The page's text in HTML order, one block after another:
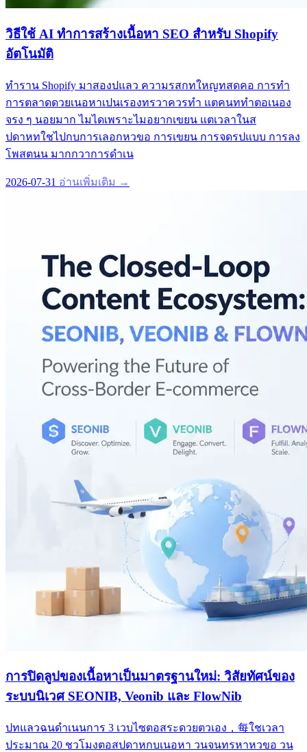
วิธีใช้ AI ทำการสร้างเนื้อหา SEO สำหรับ Shopify
อัตโนมัติ
ทำราน Shopify มาสองปแลว ความรสกทใหญทสดคอ การทำ
การตลาดดวยเนอหาเปนเรองทรวาควรทำ แตคนททำตอเนอง
จรง ๆ นอยมาก ไมไดเพราะไมอยากเขยน แตเวลาในส
ปดาหทใชไปกบการเลอกหวขอ การเขยน การจดรปแบบ การลง
โพสตนน มากกวาการดำเน
2026-07-31 อ่านเพิ่มเติม →
การปิดลูปของเนื้อหาเป็นมาตรฐานใหม่: วิสัยทัศน์ของ
ระบบนิเวศ SEONIB, Veonib และ FlowNib
ปทแลวฉนดำเนนการ 3 เวบไซตอสระดวยตวเอง，每ใชเวลา
ประมาณ 20 ชวโมงตอสปดาหกบเนอหา วนจนทรหาหวขอ วน